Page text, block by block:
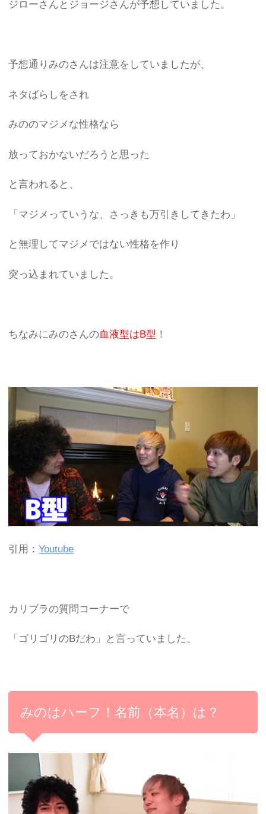
ジローさんとジョージさんが予想していました。
予想通りみのさんは注意をしていましたが、
ネタばらしをされ
みののマジメな性格なら
放っておかないだろうと思った
と言われると、
「マジメっていうな、さっきも万引きしてきたわ」
と無理してマジメではない性格を作り
突っ込まれていました。
ちなみにみのさんの血液型はB型 ！
引用：Youtube
カリブラの質問コーナーで
「ゴリゴリのBだわ」と言っていました。
みのはハーフ！名前（本名）は？